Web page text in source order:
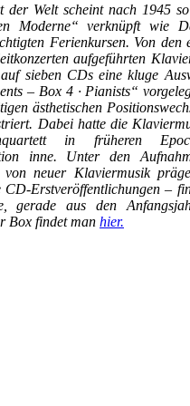
der Welt scheint nach 1945
Moderne“ verknüpft wie
Ferienkursen. Von den
aufgeführten
sieben CDs eine kluge
– Box 4 · Pianists“
ästhetischen
Dabei hatte die
in früheren
inne. Unter den
von neuer Klaviermusik
CD-Erstveröffentlichungen –
gerade aus den
Box findet man hier.